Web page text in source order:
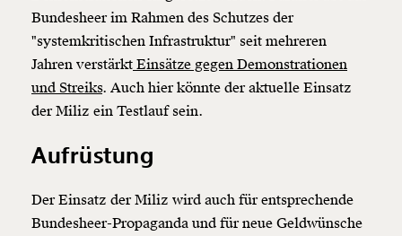
Bundesheer im Rahmen des Schutzes der
"systemkritischen Infrastruktur" seit mehreren
Jahren verstärkt Einsätze gegen Demonstrationen
und Streiks. Auch hier könnte der aktuelle Einsatz
der Miliz ein Testlauf sein.
Aufrüstung
Der Einsatz der Miliz wird auch für entsprechende
Bundesheer-Propaganda und für neue Geldwünsche